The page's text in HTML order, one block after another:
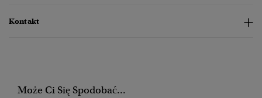
Kontakt
Może Ci Się Spodobać...